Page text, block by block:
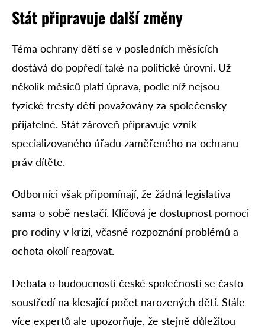
Stát připravuje další změny
Téma ochrany dětí se v posledních měsících
dostává do popředí také na politické úrovni. Už
několik měsíců platí úprava, podle níž nejsou
fyzické tresty dětí považovány za společensky
přijatelné. Stát zároveň připravuje vznik
specializovaného úřadu zaměřeného na ochranu
práv dítěte.
Odborníci však připomínají, že žádná legislativa
sama o sobě nestačí. Klíčová je dostupnost pomoci
pro rodiny v krizi, včasné rozpoznání problémů a
ochota okolí reagovat.
Debata o budoucnosti české společnosti se často
soustředí na klesající počet narozených dětí. Stále
více expertů ale upozorňuje, že stejně důležitou